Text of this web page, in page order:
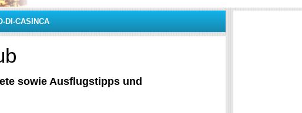
DI-CASINCA
sowie Ausflugstipps und